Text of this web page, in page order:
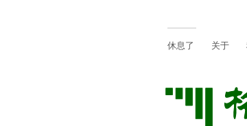
休息了 关于